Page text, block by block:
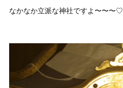
なかなか立派な神社ですよ〜〜〜♡